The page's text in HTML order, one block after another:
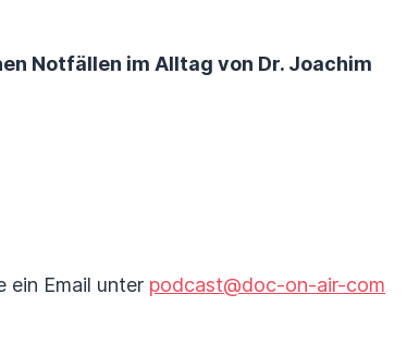
Notfällen im Alltag von Dr. Joachim
ein Email unter podcast@doc-on-air-com